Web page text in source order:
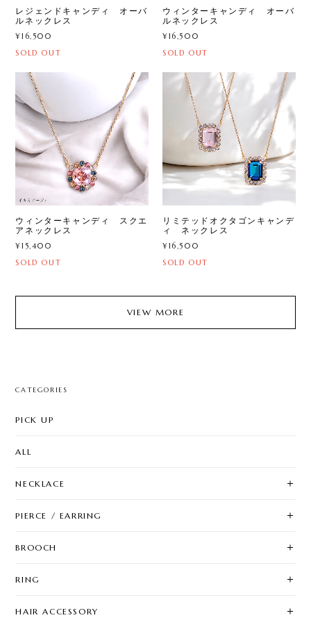
レジェンドキャンディ オーバ
ルネックレス
¥16,500
SOLD OUT
ウィンターキャンディ オーバ
ルネックレス
¥16,500
SOLD OUT
ウィンターキャンディ スクエ
アネックレス
¥15,400
SOLD OUT
リミテッドオクタゴンキャンデ
ィ ネックレス
¥16,500
SOLD OUT
VIEW MORE
CATEGORIES
PICK UP
ALL
NECKLACE
PIERCE / EARRING
BROOCH
RING
HAIR ACCESSORY